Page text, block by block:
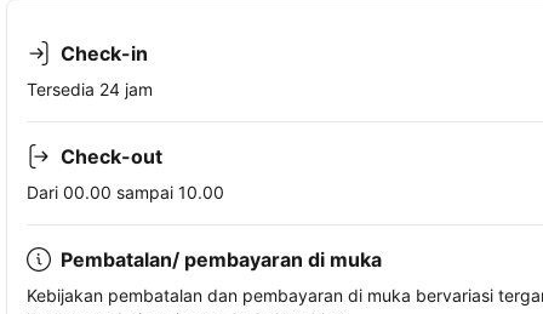
Check-in
Tersedia 24 jam
Check-out
Dari 00.00 sampai 10.00
Pembatalan/ pembayaran di muka
Kebijakan pembatalan dan pembayaran di muka bervariasi